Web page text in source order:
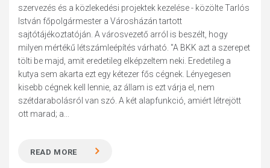
szervezés és a közlekedési projektek kezelése - közölte Tarlós
István főpolgármester a Városházán tartott
sajtótájékoztatóján. A városvezető arról is beszélt, hogy
milyen mértékű létszámleépítés várható. "A BKK azt a szerepet
tölti be majd, amit eredetileg elképzeltem neki. Eredetileg a
kutya sem akarta ezt egy kétezer fős cégnek. Lényegesen
kisebb cégnek kell lennie, az állam is ezt várja el, nem
szétdarabolásról van szó. A két alapfunkció, amiért létrejött
ott marad; a...
READ MORE